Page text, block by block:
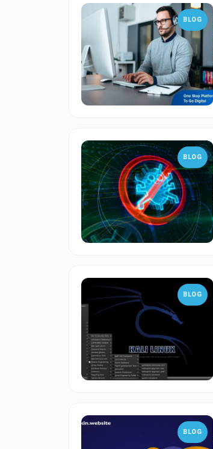
BLOG
BLOG
BLOG
BLOG